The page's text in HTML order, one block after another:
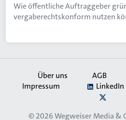
Wie öffentliche Auftraggeber
vergaberechtskonform nutzen
Secondary
Über uns AGB
Impressum
LinkedIn
© 2026Wegweiser Media &